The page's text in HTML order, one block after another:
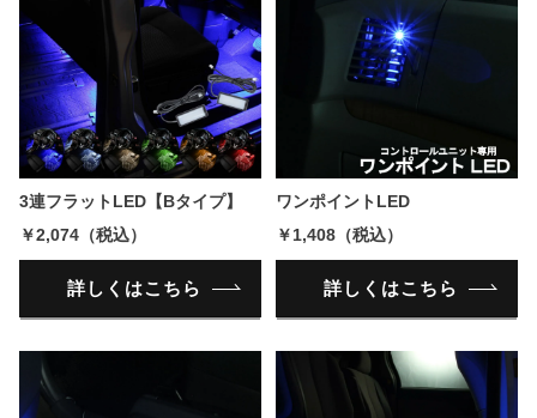
3連フラットLED【Bタイプ】
￥2,074（税込）
詳しくはこちら
ワンポイントLED
￥1,408（税込）
詳しくはこちら